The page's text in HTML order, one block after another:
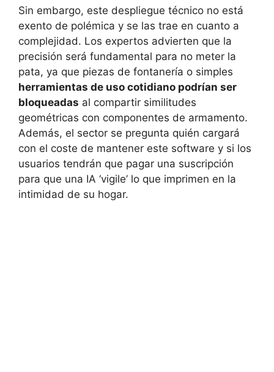
Sin embargo, este despliegue técnico no está
exento de polémica y se las trae en cuanto a
complejidad. Los expertos advierten que la
precisión será fundamental para no meter la
pata, ya que piezas de fontanería o simples
herramientas de uso cotidiano podrían ser
bloqueadas al compartir similitudes
geométricas con componentes de armamento.
Además, el sector se pregunta quién cargará
con el coste de mantener este software y si los
usuarios tendrán que pagar una suscripción
para que una IA ‘vigile’ lo que imprimen en la
intimidad de su hogar.